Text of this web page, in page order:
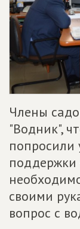
Члены
"Водник",
попросили
поддержки
своими
вопрос с